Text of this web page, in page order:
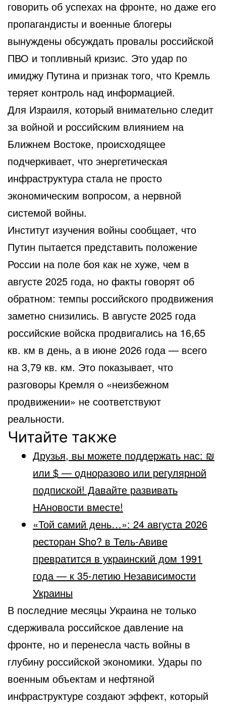
говорить об успехах на фронте, но даже его
пропагандисты и военные блогеры
вынуждены обсуждать провалы российской
ПВО и топливный кризис. Это удар по
имиджу Путина и признак того, что Кремль
теряет контроль над информацией.
Для Израиля, который внимательно следит
за войной и российским влиянием на
Ближнем Востоке, происходящее
подчеркивает, что энергетическая
инфраструктура стала не просто
экономическим вопросом, а нервной
системой войны.
Институт изучения войны сообщает, что
Путин пытается представить положение
России на поле боя как не хуже, чем в
августе 2025 года, но факты говорят об
обратном: темпы российского продвижения
заметно снизились. В августе 2025 года
российские войска продвигались на 16,65
кв. км в день, а в июне 2026 года — всего
на 3,79 кв. км. Это показывает, что
разговоры Кремля о «неизбежном
продвижении» не соответствуют
реальности.
Читайте также
Друзья, вы можете поддержать нас: ₪
или $ — одноразово или регулярной
подпиской! Давайте развивать
НАновости вместе!
«Той самий день…»: 24 августа 2026
ресторан Sho? в Тель-Авиве
превратится в украинский дом 1991
года — к 35-летию Независимости
Украины
В последние месяцы Украина не только
сдерживала российское давление на
фронте, но и перенесла часть войны в
глубину российской экономики. Удары по
военным объектам и нефтяной
инфраструктуре создают эффект, который